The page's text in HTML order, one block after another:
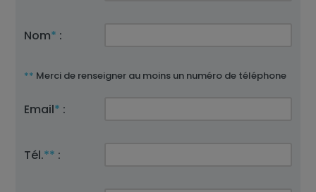
Nom* :
** Merci de renseigner au moins un numéro de téléphone
Email* :
Tél.** :